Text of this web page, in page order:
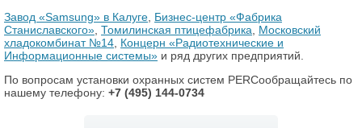
Завод «Samsung» в Калуге Бизнес-центр «Фабрика
Станиславского» Томилинская птицефабрика
Московский
хладокомбинат №14 Концерн «Радиотехнические и
Информационные системы» и ряд других предприятий.
По вопросам установки охранных систем PERCoобращайтесь по
нашему телефону: +7 (495) 144-0734